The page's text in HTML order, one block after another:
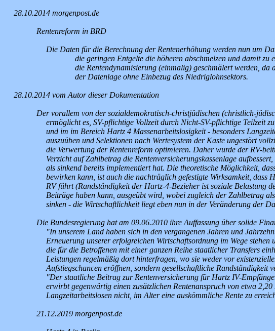
28.10.2014 morgenpost.de
Rentenreform in BRD
Die Daten für die Berechnung der Rentenerhöhung werden nun um
die geringen Entgelte die höheren abschmelzen und damit
die Rentendynamisierung (einmalig) geschmälert werden,
der Datenlage ohne Einbezug des Niedriglohnsektors.
28.10.2014 vom Autor dieser Dokumentation
Der vorallem von der sozialdemokratisch-christjüdischen (christlich-
ermöglicht es, SV-pflichtige Vollzeit durch Nicht-SV-pflichtige Teilzeit
und im im Bereich Hartz 4 Massenarbeitslosigkeit - besonders
auszuüben und Selektionen nach Wertesystem der Kaste ungestört
die Verwertung der Rentenreform optimieren. Daher wurde der RV-
Verzicht auf Zahlbetrag die Rentenversicherungskassenlage
als sinkend bereits implementiert hat. Die theoretische Möglichkeit,
bewirken kann, ist auch die nachträglich gefestigte Wirksamkeit, dass
RV führt (Randständigkeit der Hartz-4-Bezieher ist soziale Belastung
Beiträge haben kann, ausgeübt wird, wobei zugleich der Zahlbetrag
sinken - die Wirtschaftlichkeit liegt eben nun in der Veränderung der
Die Bundesregierung hat am 09.06.2010 ihre Auffassung über solide
"In unserem Land haben sich in den vergangenen Jahren und
Erneuerung unserer erfolgreichen Wirtschaftsordnung im Wege
die für die Betroffenen mit einer ganzen Reihe staatlicher Transfers
Leistungen regelmäßig dort hinterfragen, wo sie weder vor
Aufstiegschancen eröffnen, sondern gesellschaftliche Randständigkeit
"Der staatliche Beitrag zur Rentenversicherung für Hartz IV-
erwirbt gegenwärtig einen zusätzlichen Rentenanspruch von etwa
Langzeitarbeitslosen nicht, im Alter eine auskömmliche Rente zu
21.12.2019 morgenpost.de